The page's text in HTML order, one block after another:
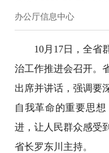
办公厅信息中心
10月17日，全省
治工作推进会召开。
出席并讲话，强调要
自我革命的重要思
进，让人民群众感受
省长罗东川主持。